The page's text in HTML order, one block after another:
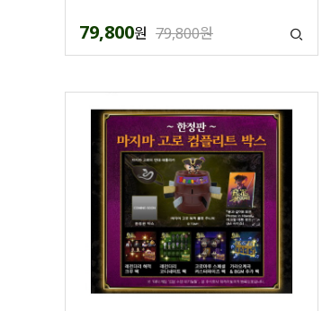
79,800원 79,800원